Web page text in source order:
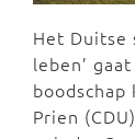
Het Duitse
leben’
Prien